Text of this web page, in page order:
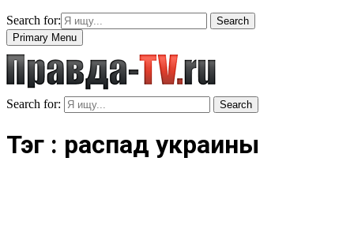
Search for:
Search
Primary Menu
Search for: Search
Тэг : распад украины